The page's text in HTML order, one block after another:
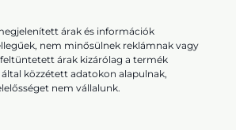
árak és információk
nem minősülnek reklámnak vagy
árak kizárólag a termék
közzétett adatokon alapulnak,
nem vállalunk.